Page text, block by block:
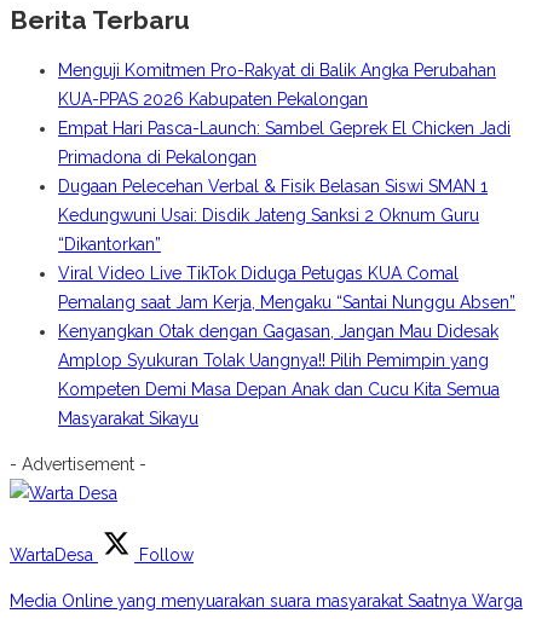
Berita Terbaru
Menguji Komitmen Pro-Rakyat di Balik Angka Perubahan
KUA-PPAS 2026 Kabupaten Pekalongan
Empat Hari Pasca-Launch: Sambel Geprek El Chicken Jadi
Primadona di Pekalongan
Dugaan Pelecehan Verbal & Fisik Belasan Siswi SMAN 1
Kedungwuni Usai: Disdik Jateng Sanksi 2 Oknum Guru
“Dikantorkan”
Viral Video Live TikTok Diduga Petugas KUA Comal
Pemalang saat Jam Kerja, Mengaku “Santai Nunggu Absen”
Kenyangkan Otak dengan Gagasan, Jangan Mau Didesak
Amplop Syukuran Tolak Uangnya!! Pilih Pemimpin yang
Kompeten Demi Masa Depan Anak dan Cucu Kita Semua
Masyarakat Sikayu
- Advertisement -
WartaDesa Follow
Media Online yang menyuarakan suara masyarakat Saatnya Warga